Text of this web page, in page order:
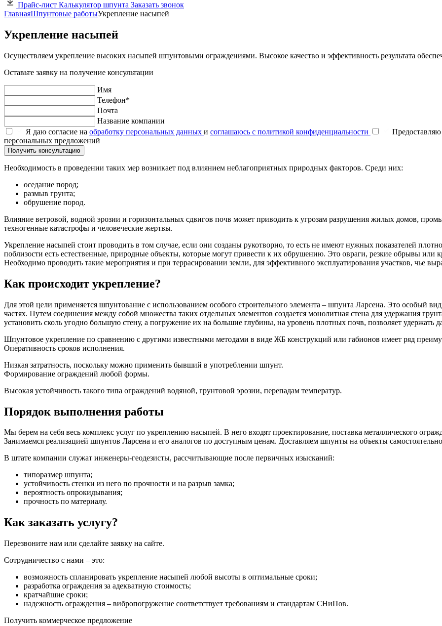
Прайс-лист Калькулятор шпунта Заказать звонок
ГлавнаяШпунтовые работыУкрепление насыпей
Укрепление насыпей
Осуществляем укрепление высоких насыпей шпунтовыми ограждениями. Высокое качество и эффективность результата
Оставьте заявку на получение консультации
Имя
Телефон*
Почта
Название компании
Я даю согласие на обработку персональных данных и соглашаюсь с политикой конфиденциальности Предоставляю
персональных предложений
Получить консультацию
Необходимость в проведении таких мер возникает под влиянием неблагоприятных природных факторов. Среди них:
оседание пород;
размыв грунта;
обрушение пород.
Влияние ветровой, водной эрозии и горизонтальных сдвигов почв может приводить к угрозам разрушения жилых домов,
техногенные катастрофы и человеческие жертвы.
Укрепление насыпей стоит проводить в том случае, если они созданы рукотворно, то есть не имеют нужных показателей
поблизости есть естественные, природные объекты, которые могут привести к их обрушению. Это овраги, резкие обрывы или
Необходимо проводить такие мероприятия и при террасировании земли, для эффективного эксплуатирования участков, чье
Как происходит укрепление?
Для этой цели применяется шпунтование с использованием особого строительного элемента – шпунта Ларсена. Это особый
частях. Путем соединения между собой множества таких отдельных элементов создается монолитная стена для удержания
установить сколь угодно большую стену, а погружение их на большие глубины, на уровень плотных почв, позволяет удержать
Шпунтовое укрепление по сравнению с другими известными методами в виде ЖБ конструкций или габионов имеет ряд
Оперативность сроков исполнения.
Низкая затратность, поскольку можно применить бывший в употреблении шпунт.
Формирование ограждений любой формы.
Высокая устойчивость такого типа ограждений водяной, грунтовой эрозии, перепадам температур.
Порядок выполнения работы
Мы берем на себя весь комплекс услуг по укреплению насыпей. В него входят проектирование, поставка металлического
Занимаемся реализацией шпунтов Ларсена и его аналогов по доступным ценам. Доставляем шпунты на объекты
В штате компании служат инженеры-геодезисты, рассчитывающие после первичных изысканий:
типоразмер шпунта;
устойчивость стенки из него по прочности и на разрыв замка;
вероятность опрокидывания;
прочность по материалу.
Как заказать услугу?
Перезвоните нам или сделайте заявку на сайте.
Сотрудничество с нами – это:
возможность спланировать укрепление насыпей любой высоты в оптимальные сроки;
разработка ограждения за адекватную стоимость;
кратчайшие сроки;
надежность ограждения – вибропогружение соответствует требованиям и стандартам СНиПов.
Получить коммерческое предложение